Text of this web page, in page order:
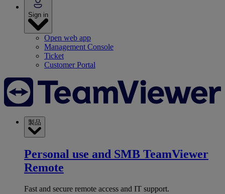
Sign in
Open web app
Management Console
Ticket
Customer Portal
製品
Personal use and SMB TeamViewer
Remote
Fast and secure remote access and IT support.